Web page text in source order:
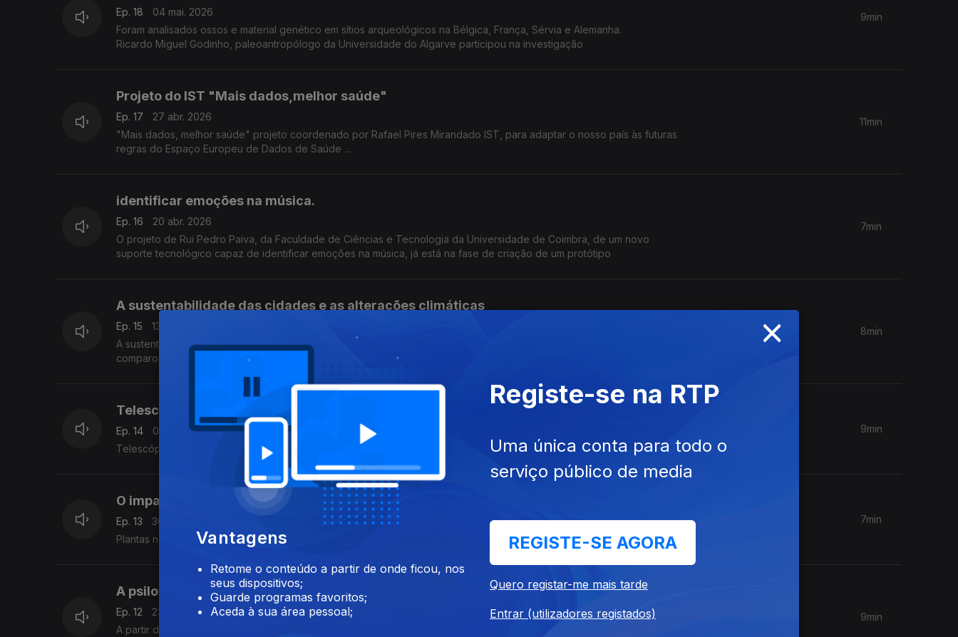
Ep. 18
04 mai. 2026
Foram analisados ossos e material genético em sítios arqueológicos na Bélgica, França, Sérvia e Alemanha.
Ricardo Miguel Godinho, paleoantropólogo da Universidade do Algarve participou na investigação
9min
Projeto do IST "Mais dados,melhor saúde"
Ep. 17
27 abr. 2026
"Mais dados, melhor saúde" projeto coordenado por Rafael Pires Mirandado IST, para adaptar o nosso país às futuras
regras do Espaço Europeu de Dados de Saúde ...
11min
identificar emoções na música.
Ep. 16
20 abr. 2026
O projeto de Rui Pedro Paiva, da Faculdade de Ciências e Tecnologia da Universidade de Coimbra, de um novo
suporte tecnológico capaz de identificar emoções na música, já está na fase de criação de um protótipo
7min
A sustentabilidade das cidades e as alterações climáticas
Ep. 15
13 abr. 2026
A sustentabilidade das cidades num tempo de alterações climáticas Bruno Augusto, da Universidade de Aveiro, criou e
comparou vários cenários citadinos com a ferramenta que inventou: o Ecoindicador.
8min
Telescópio solar "made in Portugal",
Ep. 14
06 abr. 2026
Telescópio solar "made in Portugal", instalado no Observatório Europeu do Sul, deserto do Atacama, Chile,
9min
O impacto oculto das atividades humanas na natureza,
Ep. 13
30 mar. 2026
Plantas nativas em 119 regiões do mundo ausentes, especialmente em áreas afetadas pelas atividades humanas.
7min
A psilocibina no tratamento da depressão
Ep. 12
23 mar. 2026
A partir de uma substância com má reputação - a psilocibina um psicadélico extraído de algumas espécies de
9min
×
Vantagens
Retome o conteúdo a partir de onde ficou, nos
seus dispositivos;
Guarde programas favoritos;
Aceda à sua área pessoal;
Registe-se na RTP
Uma única conta para todo o
serviço público de media
REGISTE-SE AGORA
Quero registar-me mais tarde
Entrar (utilizadores registados)